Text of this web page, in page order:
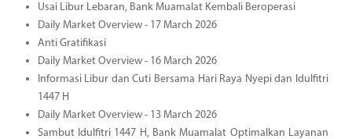
Usai Libur Lebaran, Bank Muamalat Kembali Beroperasi
Daily Market Overview - 17 March 2026
Anti Gratifikasi
Daily Market Overview - 16 March 2026
Informasi Libur dan Cuti Bersama Hari Raya Nyepi dan Idulfitri
1447 H
Daily Market Overview - 13 March 2026
Sambut Idulfitri 1447 H, Bank Muamalat Optimalkan Layanan